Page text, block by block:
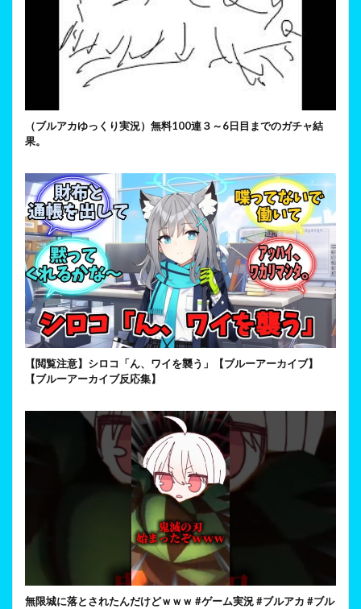
（ブルアカゆっくり実況）無料100連３～6日目までのガチャ結
果。
【閲覧注意】シロコ「ん、ワイを襲う」【ブルーアーカイブ】
【ブルーアーカイブ反応集】
無限城に落とされたんだけどｗｗｗ #ゲーム実況 #ブルアカ #ブル